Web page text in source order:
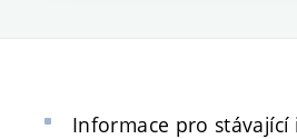
Informace pro